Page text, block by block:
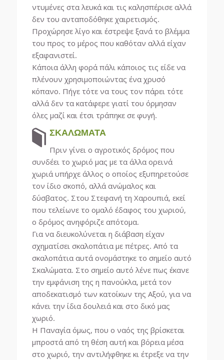
ντυμένες στα λευκά και τις καλησπέρισε αλλά
δεν του ανταποδόθηκε χαιρετισμός.
Προχώρησε λίγο και έστρεψε ξανά το βλέμμα
του προς το μέρος που καθόταν αλλά είχαν
εξαφανιστεί.
Κάποια άλλη φορά πάλι κάποιος τις είδε να
πλένουν χρησιμοποιώντας ένα χρυσό
κόπανο. Πήγε τότε να τους τον πάρει τότε
αλλά δεν τα κατάφερε γιατί του όρμησαν
όλες μαζί και έτσι τράπηκε σε φυγή.
ΣΚΑΛΩΜΑΤΑ
Πριν γίνει ο αγροτικός δρόμος που
συνδέει το χωριό μας με τα άλλα ορεινά
χωριά υπήρχε άλλος ο οποίος εξυπηρετούσε
τον ίδιο σκοπό, αλλά ανώμαλος και
δύσβατος. Στου Στεφανή τη Χαρουπιά, εκεί
που τελείωνε το ομαλό έδαφος του χωριού,
ο δρόμος ανηφόριζε απότομα.
Για να διευκολύνεται η διάβαση είχαν
σχηματίσει σκαλοπάτια με πέτρες. Από τα
σκαλοπάτια αυτά ονομάστηκε το σημείο αυτό
Σκαλώματα. Στο σημείο αυτό λένε πως έκανε
την εμφάνιση της η πανούκλα, μετά τον
αποδεκατισμό των κατοίκων της Αξού, για να
κάνει την ίδια δουλειά και στο δικό μας
χωριό.
Η Παναγία όμως, που ο ναός της βρίσκεται
μπροστά από τη θέση αυτή και βόρεια μέσα
στο χωριό, την αντιλήφθηκε κι έτρεξε να την